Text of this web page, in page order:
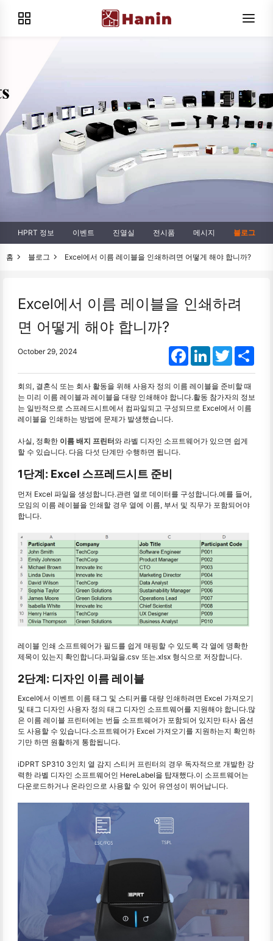
HPRT 정보 이벤트 진열실 전시품 메시지 블로그
홈 블로그 Excel에서 이름 레이블을 인쇄하려면 어떻게 해야 합니까?
Excel에서 이름 레이블을 인쇄하려
면 어떻게 해야 합니까?
October 29, 2024 FacebookLinkedInTwitter
회의, 결혼식 또는 회사 활동을 위해 사용자 정의 이름 레이블을 준비할 때
는 미리 이름 레이블과 레이블을 대량 인쇄해야 합니다.활동 참가자의 정보
는 일반적으로 스프레드시트에서 컴파일되고 구성되므로 Excel에서 이름
레이블을 인쇄하는 방법에 문제가 발생했습니다.
사실, 정확한 이름 배지 프린터와 라벨 디자인 소프트웨어가 있으면 쉽게
할 수 있습니다. 다음 다섯 단계만 수행하면 됩니다.
1단계: Excel 스프레드시트 준비
먼저 Excel 파일을 생성합니다.관련 열로 데이터를 구성합니다.예를 들어,
모임의 이름 레이블을 인쇄할 경우 열에 이름, 부서 및 직무가 포함되어야
합니다.
레이블 인쇄 소프트웨어가 필드를 쉽게 매핑할 수 있도록 각 열에 명확한
제목이 있는지 확인합니다.파일을.csv 또는.xlsx 형식으로 저장합니다.
2단계: 디자인 이름 레이블
Excel에서 이벤트 이름 태그 및 스티커를 대량 인쇄하려면 Excel 가져오기
및 태그 디자인 사용자 정의 태그 디자인 소프트웨어를 지원해야 합니다.많
은 이름 레이블 프린터에는 번들 소프트웨어가 포함되어 있지만 타사 옵션
도 사용할 수 있습니다.소프트웨어가 Excel 가져오기를 지원하는지 확인하
기만 하면 원활하게 통합됩니다.
iDPRT SP310 3인치 열 감지 스티커 프린터의 경우 독자적으로 개발한 강
력한 라벨 디자인 소프트웨어인 HereLabel을 탑재했다.이 소프트웨어는
다운로드하거나 온라인으로 사용할 수 있어 유연성이 뛰어납니다.